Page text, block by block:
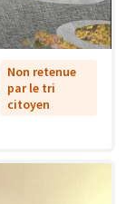
Non retenue
par le tri
citoyen